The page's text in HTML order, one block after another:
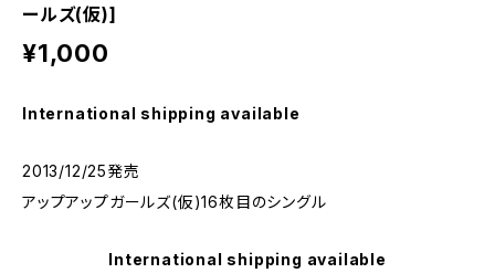
ールズ(仮)]
¥1,000
International shipping available
2013/12/25発売
アップアップガールズ(仮)16枚目のシングル
International shipping available